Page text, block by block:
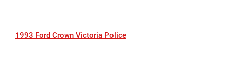
1993 Ford Crown Victoria Police